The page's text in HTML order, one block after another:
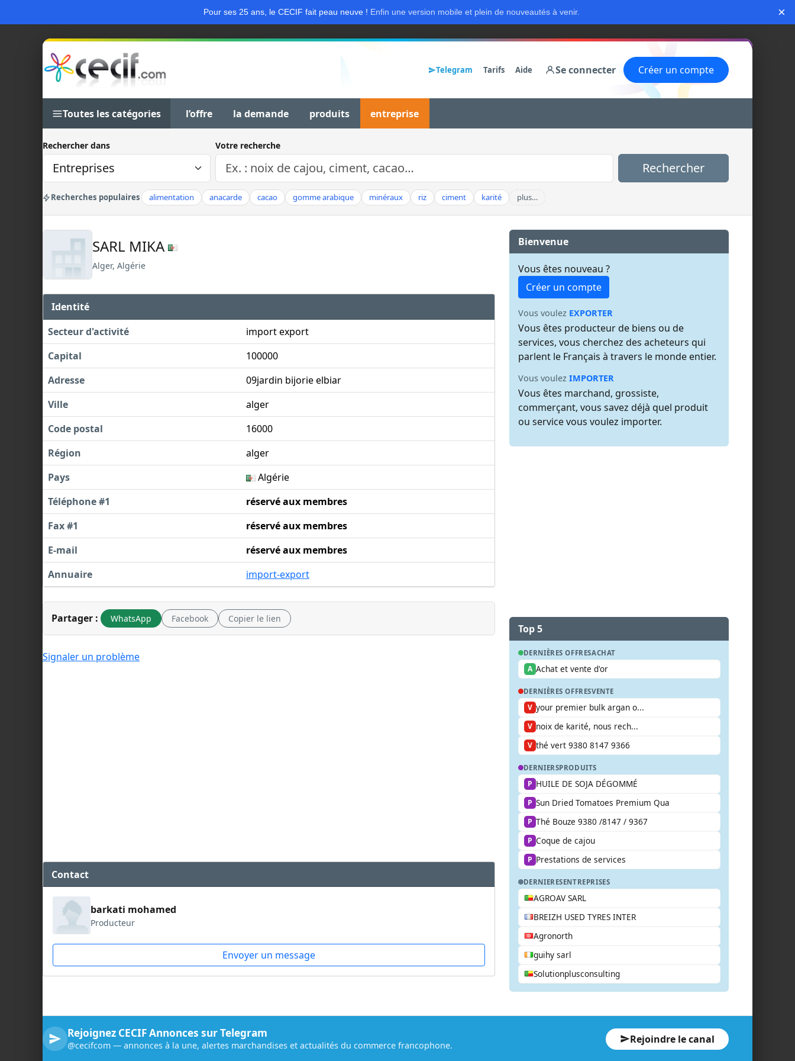
Pour ses 25 ans, le CECIF fait peau neuve ! Enfin une version mobile et plein de nouveautés à venir. ×
Telegram Tarifs Aide Se connecter Créer un compte
Toutes les catégories l’offre la demande produits entreprise
Rechercher dans Votre recherche
Rechercher
Recherches populaires alimentation anacarde cacao gomme arabique minéraux riz ciment karité plus…
SARL MIKA
Alger, Algérie
Identité
Secteur d'activité
import export
Capital
100000
Adresse
09jardin bijorie elbiar
Ville
alger
Code postal
16000
Région
alger
Pays
Algérie
Téléphone #1
réservé aux membres
Fax #1
réservé aux membres
E-mail
réservé aux membres
Annuaire
import-export
Partager : WhatsApp Facebook Copier le lien
Signaler un problème
Contact
barkati mohamed
Producteur
Envoyer un message
Bienvenue
Vous êtes nouveau ?
Créer un compte
Vous voulez EXPORTER
Vous êtes producteur de biens ou de
services, vous cherchez des acheteurs qui
parlent le Français à travers le monde entier.
Vous voulez IMPORTER
Vous êtes marchand, grossiste,
commerçant, vous savez déjà quel produit
ou service vous voulez importer.
Top 5
DERNIÈRES OFFRESACHAT
A Achat et vente d'or
DERNIÈRES OFFRESVENTE
V your premier bulk argan o...
V noix de karité, nous rech...
V thé vert 9380 8147 9366
DERNIERSPRODUITS
P HUILE DE SOJA DÉGOMMÉ
P Sun Dried Tomatoes Premium Qua
P Thé Bouze 9380 /8147 / 9367
P Coque de cajou
P Prestations de services
DERNIERESENTREPRISES
AGROAV SARL
BREIZH USED TYRES INTER
Agronorth
guihy sarl
Solutionplusconsulting
Rejoignez CECIF Annonces sur Telegram
@cecifcom — annonces à la une, alertes marchandises et actualités du commerce francophone. Rejoindre le canal